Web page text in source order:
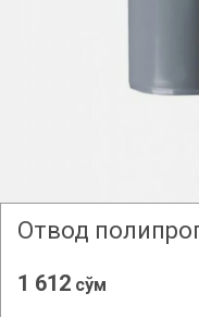
Отвод
1 612 сўм